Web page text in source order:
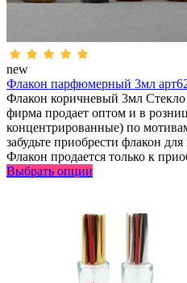
new
Флакон парфюмерный 3мл
Флакон коричневый 3мл
фирма продает оптом и в
концентрированные) по
забудьте приобрести флакон
Флакон продается только к
Выбрать опции